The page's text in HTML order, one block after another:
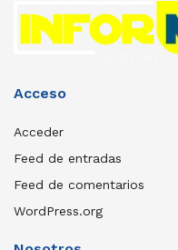
Acceso
Acceder
Feed de entradas
Feed de comentarios
WordPress.org